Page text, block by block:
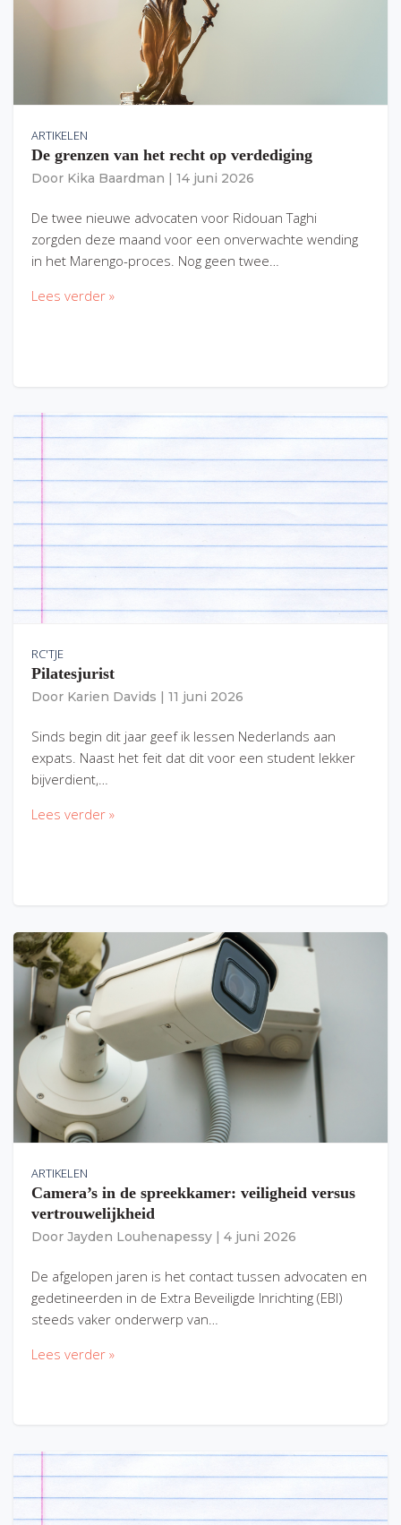
ARTIKELEN
De grenzen van het recht op verdediging
Door Kika Baardman 14 juni 2026
De twee nieuwe advocaten voor Ridouan Taghi
zorgden deze maand voor een onverwachte wending
in het Marengo-proces. Nog geen twee…
Lees verder »
RC'TJE
Pilatesjurist
Door Karien Davids 11 juni 2026
Sinds begin dit jaar geef ik lessen Nederlands aan
expats. Naast het feit dat dit voor een student lekker
bijverdient,…
Lees verder »
ARTIKELEN
Camera’s in de spreekkamer: veiligheid versus
vertrouwelijkheid
Door Jayden Louhenapessy 4 juni 2026
De afgelopen jaren is het contact tussen advocaten en
gedetineerden in de Extra Beveiligde Inrichting (EBI)
steeds vaker onderwerp van…
Lees verder »